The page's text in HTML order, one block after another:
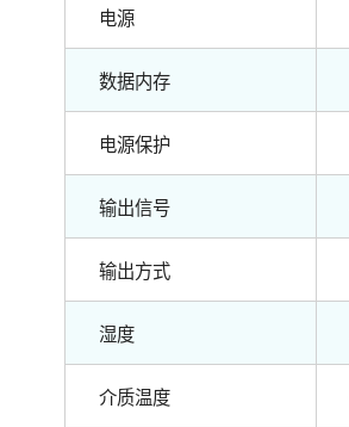
电源
数据内存
电源保护
输出信号
输出方式
湿度
介质温度